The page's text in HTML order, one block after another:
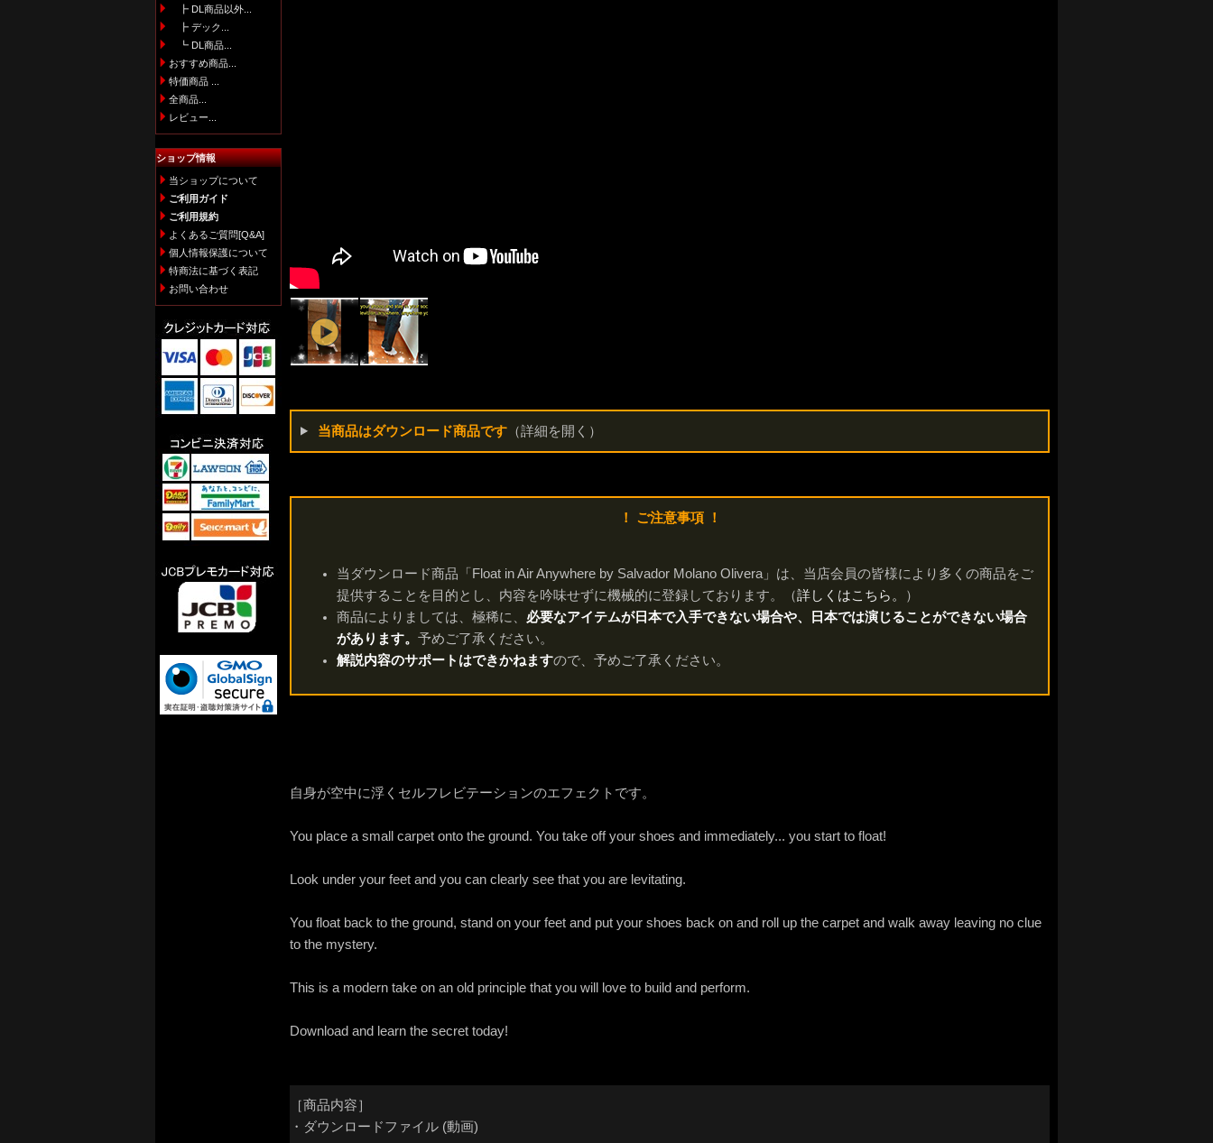
┣ DL商品以外...
┣ デック...
┗ DL商品...
おすすめ商品...
特価商品 ...
全商品...
レビュー...
ショップ情報
当ショップについて
ご利用ガイド
ご利用規約
よくあるご質問[Q&A]
個人情報保護について
特商法に基づく表記
お問い合わせ
当商品はダウンロード商品です （詳細を開く）
！ ご注意事項 ！
当ダウンロード商品「Float in Air Anywhere by Salvador Molano Olivera」は、当店会員の皆様により多くの商品をご
提供することを目的とし、内容を吟味せずに機械的に登録しております。（詳しくはこちら。
）
商品によりましては、極稀に、 必要なアイテムが日本で入手できない場合や、日本では演じることができない場合
があります。 予めご了承ください。
解説内容のサポートはできかねますので、予めご了承ください。
自身が空中に浮くセルフレビテーションのエフェクトです。
You place a small carpet onto the ground. You take off your shoes and immediately... you start to float!
Look under your feet and you can clearly see that you are levitating.
You float back to the ground, stand on your feet and put your shoes back on and roll up the carpet and walk away leaving no clue
to the mystery.
This is a modern take on an old principle that you will love to build and perform.
Download and learn the secret today!
［商品内容］
・ダウンロードファイル (動画)